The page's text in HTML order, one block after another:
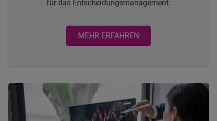
für das Entscheidungsmanagement.
MEHR ERFAHREN